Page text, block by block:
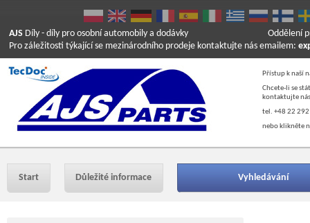
AJS Díly - díly pro osobní automobily a dodávky
Pro záležitosti týkající se mezinárodního prodeje kontaktujte nás emailem:
Oddělení
Přístup k naší
Chcete-li se
kontaktujte
tel. +48 22
nebo klikněte
Start Důležité informace Vyhledávání